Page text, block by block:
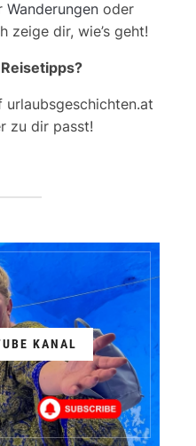
Wanderungenoder
zeige dir, wie’s geht!
zu dir passt!
KANAL